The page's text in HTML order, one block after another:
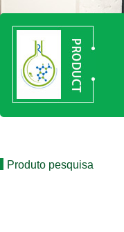
Produto pesquisa